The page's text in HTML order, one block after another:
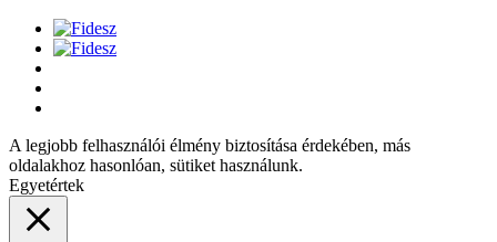
A legjobb felhasználói élmény biztosítása érdekében, más
oldalakhoz hasonlóan, sütiket használunk.
Egyetértek